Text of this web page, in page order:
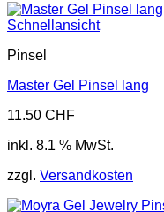
Schnellansicht
Pinsel
Master Gel Pinsel lang
11.50 CHF
inkl. 8.1 % MwSt.
zzgl. Versandkosten